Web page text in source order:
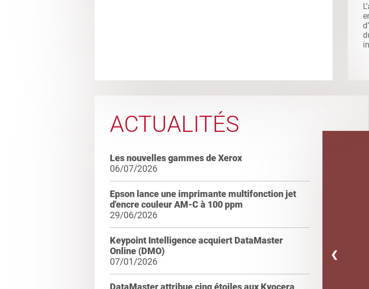
ACTUALITÉS
Les nouvelles gammes de Xerox
06/07/2026
Epson lance une imprimante multifonction jet
d'encre couleur AM-C à 100 ppm
29/06/2026
Keypoint Intelligence acquiert DataMaster
Online (DMO)
07/01/2026
DataMaster attribue cinq étoiles aux Kyocera
❮